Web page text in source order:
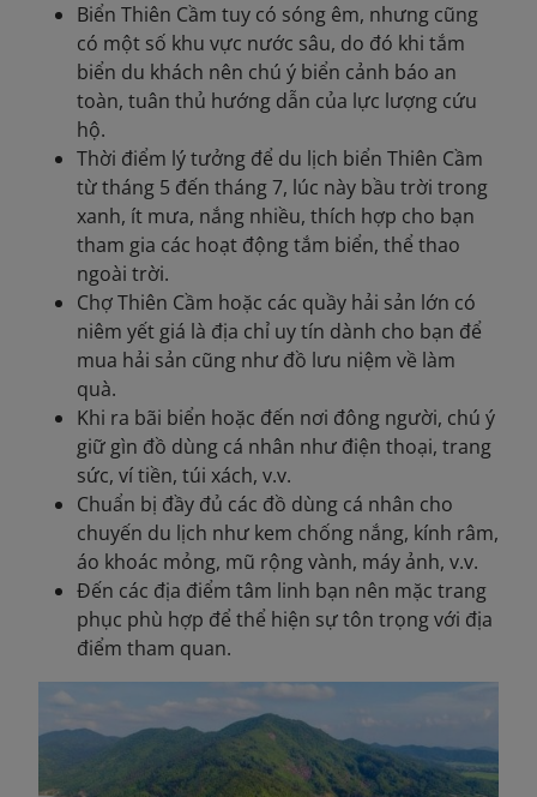
Biển Thiên Cầm tuy có sóng êm, nhưng cũng
có một số khu vực nước sâu, do đó khi tắm
biển du khách nên chú ý biển cảnh báo an
toàn, tuân thủ hướng dẫn của lực lượng cứu
hộ.
Thời điểm lý tưởng để du lịch biển Thiên Cầm
từ tháng 5 đến tháng 7, lúc này bầu trời trong
xanh, ít mưa, nắng nhiều, thích hợp cho bạn
tham gia các hoạt động tắm biển, thể thao
ngoài trời.
Chợ Thiên Cầm hoặc các quầy hải sản lớn có
niêm yết giá là địa chỉ uy tín dành cho bạn để
mua hải sản cũng như đồ lưu niệm về làm
quà.
Khi ra bãi biển hoặc đến nơi đông người, chú ý
giữ gìn đồ dùng cá nhân như điện thoại, trang
sức, ví tiền, túi xách, v.v.
Chuẩn bị đầy đủ các đồ dùng cá nhân cho
chuyến du lịch như kem chống nắng, kính râm,
áo khoác mỏng, mũ rộng vành, máy ảnh, v.v.
Đến các địa điểm tâm linh bạn nên mặc trang
phục phù hợp để thể hiện sự tôn trọng với địa
điểm tham quan.